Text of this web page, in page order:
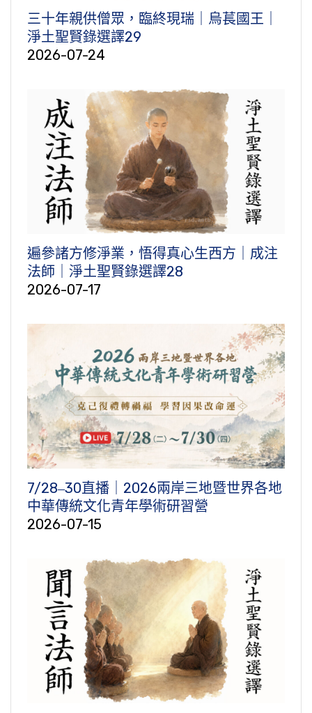
三十年親供僧眾，臨終現瑞｜烏萇國王｜
淨土聖賢錄選譯29
2026-07-24
遍參諸方修淨業，悟得真心生西方｜成注
法師｜淨土聖賢錄選譯28
2026-07-17
7/28‒30直播｜2026兩岸三地暨世界各地
中華傳統文化青年學術研習營
2026-07-15